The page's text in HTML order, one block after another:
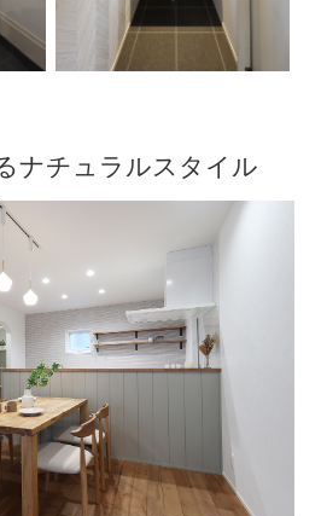
ナチュラルスタイル